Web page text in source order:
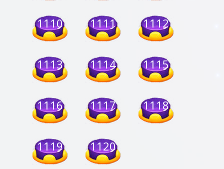
1110 1111 1112
1113 1114 1115
1116 1117 1118
1119 1120